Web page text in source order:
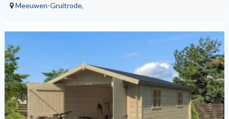
Meeuwen-Gruitrode,